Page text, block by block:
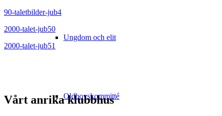
Ungdom och elit
Oldboyskommitté
90-taletbilder-jub4
2000-talet-jub50
2000-talet-jub51
Vårt anrika klubbhus